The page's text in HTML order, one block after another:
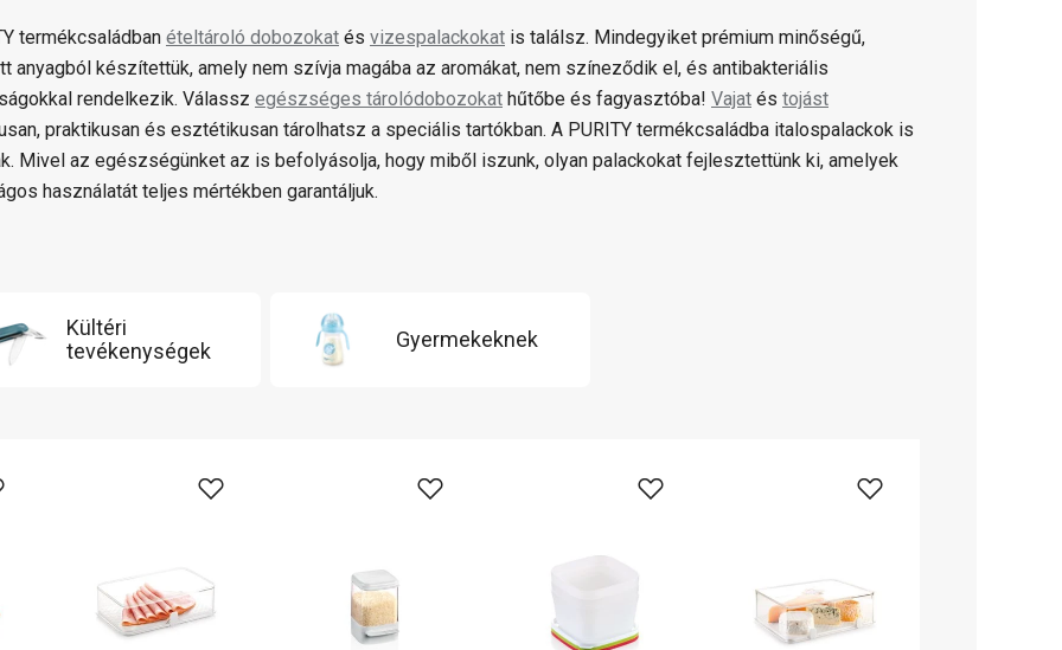
termékcsaládban ételtároló dobozokat és vizespalackokat is találsz. Mindegyiket prémium minőségű,
anyagból készítettük, amely nem szívja magába az aromákat, nem színeződik el, és antibakteriális
rendelkezik. Válassz egészséges tárolódobozokat hűtőbe és fagyasztóba! Vajat és tojást
praktikusan és esztétikusan tárolhatsz a speciális tartókban. A PURITY termékcsaládba italospalackok is
Mivel az egészségünket az is befolyásolja, hogy miből iszunk, olyan palackokat fejlesztettünk ki, amelyek
használatát teljes mértékben garantáljuk.
Kültéri
tevékenységek
Gyermekeknek